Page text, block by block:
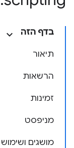
בדף הזה
תיאור
הרשאות
זמינות
מניפסט
מושגים ושימוש